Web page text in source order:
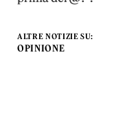
ALTRE NOTIZIE SU:
OPINIONE